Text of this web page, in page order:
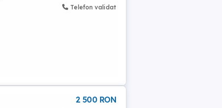
Telefon validat
2 500 RON